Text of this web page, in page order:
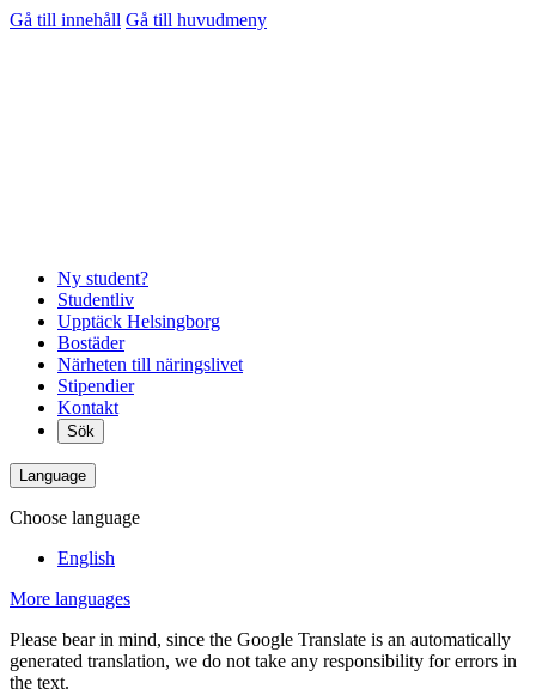
Gå till innehåll Gå till huvudmeny
Ny student?
Studentliv
Upptäck Helsingborg
Bostäder
Närheten till näringslivet
Stipendier
Kontakt
Sök
Language
Choose language
English
More languages
Please bear in mind, since the Google Translate is an automatically
generated translation, we do not take any responsibility for errors in
the text.